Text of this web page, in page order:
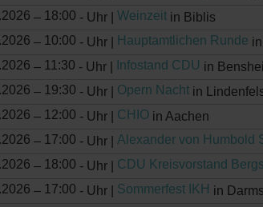
– 18:00 - Uhr | Weinzeit in Biblis
– 10:00 - Uhr | Hauptamtlichen Runde
– 11:30 - Uhr | Infostand CDU in
– 19:30 - Uhr | Opern Nacht in
– 12:00 - Uhr | CHIO in Aachen
– 17:00 - Uhr | Alexander von Humbold
– 18:00 - Uhr | CDU Kreisvorstand
– 17:00 - Uhr | Sommerfest IKH in